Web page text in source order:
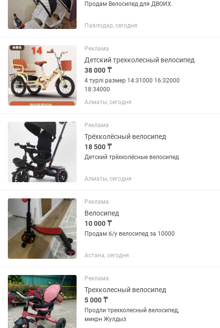
Продам Велосипед для ДВОИХ.
Павлодар, сегодня
Реклама
Детский трехколесный велосипед
38 000 ₸
4 турлі размер 14:31000 16:32000
18:34000
Алматы, сегодня
Реклама
Трёхколёсный велосипед
18 500 ₸
Детский трёхколёсные велосипед
Алматы, сегодня
Реклама
Велосипед
10 000 ₸
Продам б/у велосипед за 10000
Астана, сегодня
Реклама
Трехколесный велосипед
5 000 ₸
Продли трехколесный велосипед,
микрн Жулдыз